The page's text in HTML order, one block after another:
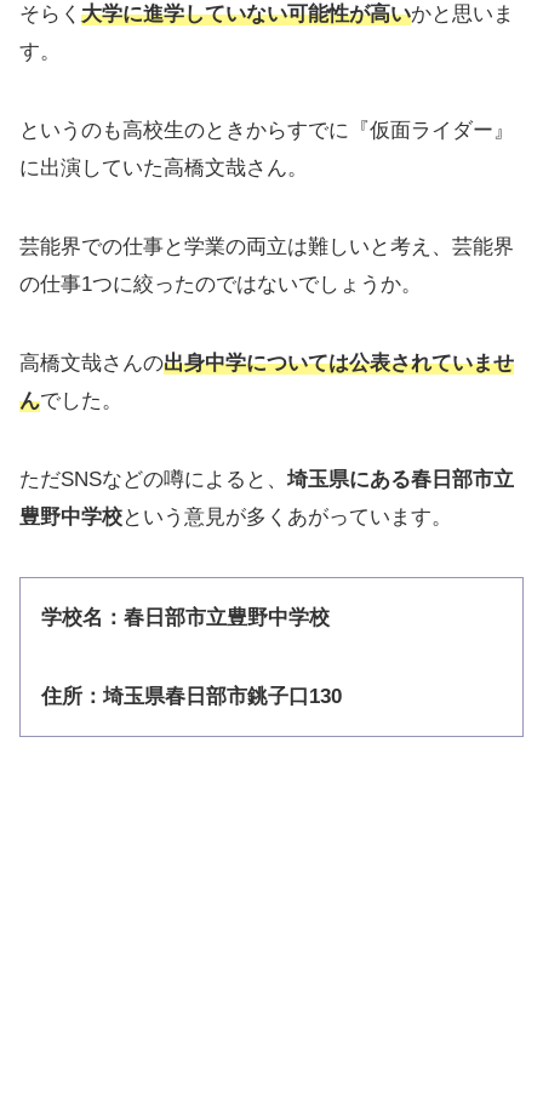
そらく 大学に進学していない可能性が高いかと思いま
す。
というのも高校生のときからすでに『仮面ライダー』
に出演していた高橋文哉さん。
芸能界での仕事と学業の両立は難しいと考え、芸能界
の仕事1つに絞ったのではないでしょうか。
高橋文哉さんの出身中学については公表されていませ
んでした。
ただSNSなどの噂によると、 埼玉県にある春日部市立
豊野中学校という意見が多くあがっています。
学校名：春日部市立豊野中学校
住所：埼玉県春日部市銚子口130